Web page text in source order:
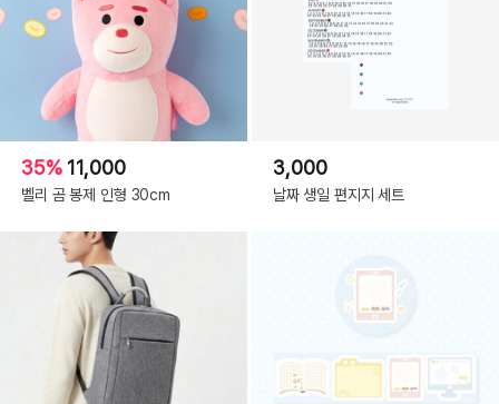
35% 11,000
벨리 곰 봉제 인형 30cm
3,000
날짜 생일 편지지 세트